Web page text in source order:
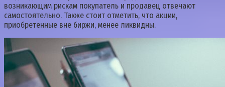
возникающим рискам покупатель и продавец отвечают
самостоятельно. Также стоит отметить, что акции,
приобретенные вне биржи, менее ликвидны.